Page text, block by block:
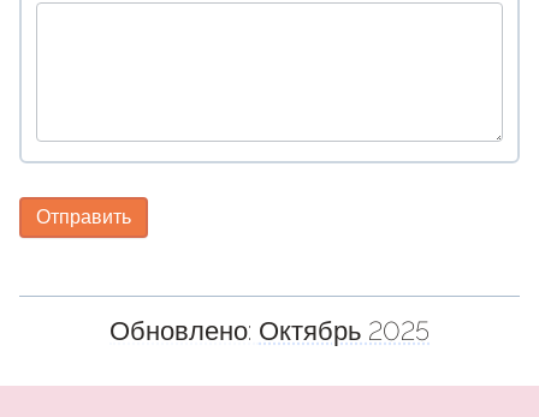
Отправить
Обновлено: Октябрь 2025